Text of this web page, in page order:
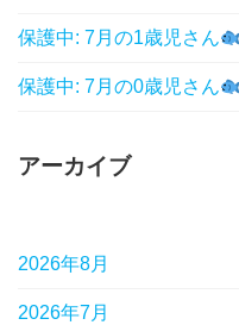
保護中: 7月の1歳児さん
保護中: 7月の0歳児さん
アーカイブ
2026年8月
2026年7月